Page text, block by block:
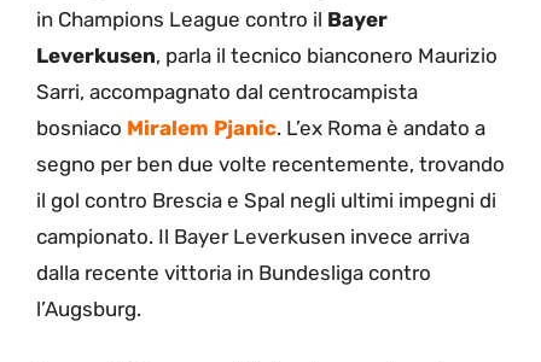
in Champions League contro il Bayer
Leverkusen, parla il tecnico bianconero Maurizio
Sarri, accompagnato dal centrocampista
bosniaco Miralem Pjanic. L’ex Roma è andato a
segno per ben due volte recentemente, trovando
il gol contro Brescia e Spal negli ultimi impegni di
campionato. Il Bayer Leverkusen invece arriva
dalla recente vittoria in Bundesliga contro
l’Augsburg.